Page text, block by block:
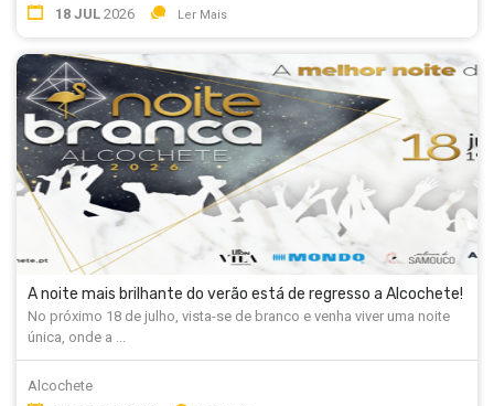
18 JUL 2026 Ler Mais
A noite mais brilhante do verão está de regresso a Alcochete!
No próximo 18 de julho, vista-se de branco e venha viver uma noite
única, onde a ...
Alcochete